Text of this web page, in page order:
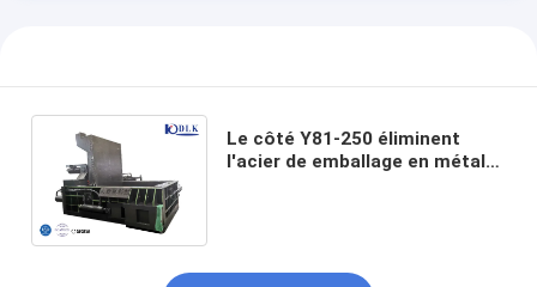
Le côté Y81-250 éliminent
l'acier de emballage en métal